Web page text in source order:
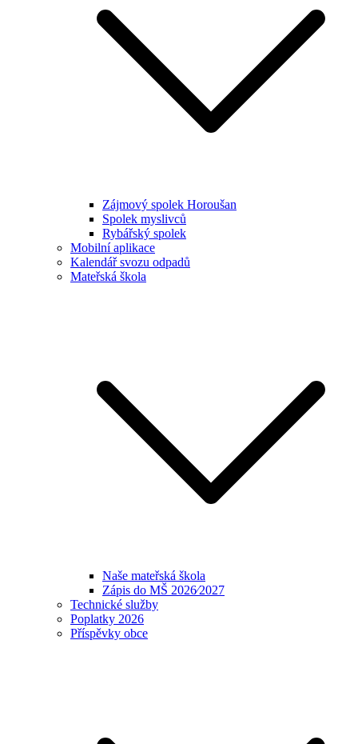
Zájmový spolek Horoušan
Spolek myslivců
Rybářský spolek
Mobilní aplikace
Kalendář svozu odpadů
Mateřská škola
Naše mateřská škola
Zápis do MŠ 2026⁄2027
Technické služby
Poplatky 2026
Příspěvky obce